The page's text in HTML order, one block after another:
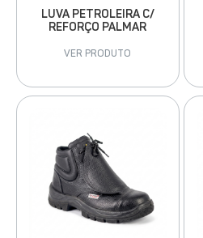
LUVA PETROLEIRA C/
REFORÇO PALMAR
VER PRODUTO